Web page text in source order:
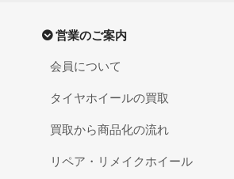
営業のご案内
会員について
タイヤホイールの買取
買取から商品化の流れ
リペア・リメイクホイール